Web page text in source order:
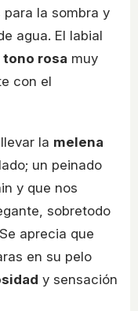
la sombra y
agua. El labial
tono rosa muy
con el
la melena
un peinado
y que nos
sobretodo
aprecia que
en su pelo
y sensación